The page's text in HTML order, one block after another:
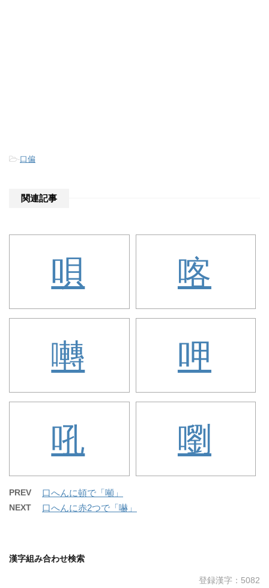
-口偏
関連記事
唄 喀
囀 呷
吼 嚠
PREV 口へんに頓で「噸」
NEXT 口へんに赤2つで「嚇」
漢字組み合わせ検索
登録漢字：5082